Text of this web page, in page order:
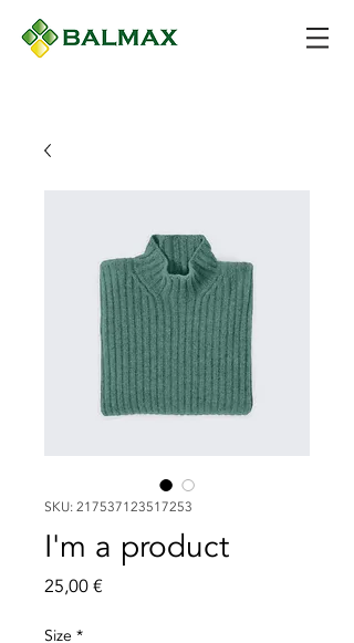
SKU: 217537123517253
I'm a product
25,00 €Price
Size *